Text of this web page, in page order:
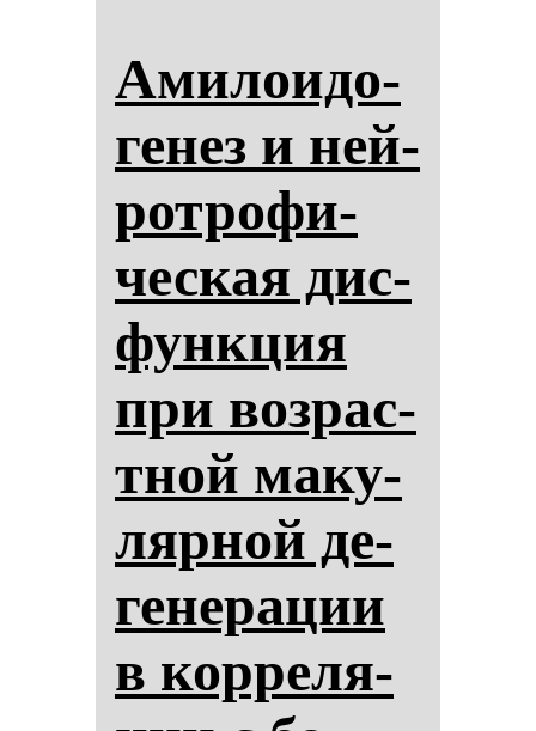
Ами­ло­идо­
ге­нез и ней­
рот­ро­фи­
чес­кая дис­
фун­кция
при воз­рас­
тной ма­ку­
ляр­ной де­
ге­не­ра­ции
в кор­ре­ля­